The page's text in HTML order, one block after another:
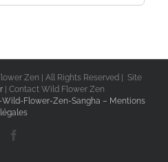
Zen | All Rights Reserved | Site
| Contact Wild Flower Zen
Flower-Zen-Sangha – Mentions
légales